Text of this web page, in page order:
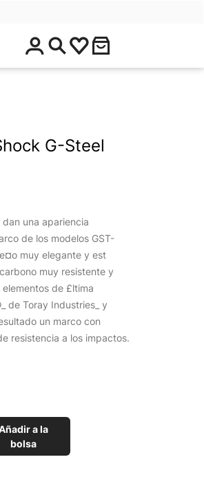
$
0
.
G-Steel
una apariencia
de los modelos GST-
muy elegante y est
muy resistente y
de £ltima
de Toray Industries_ y
un marco con
resistencia a los impactos.
a la
bolsa